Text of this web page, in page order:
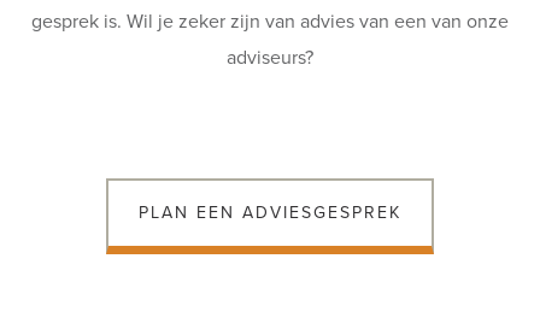
gesprek is. Wil je zeker zijn van advies van een van onze
adviseurs?
PLAN EEN ADVIESGESPREK